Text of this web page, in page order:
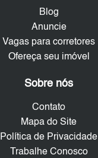
Blog
Anuncie
Vagas para corretores
Ofereça seu imóvel
Sobre nós
Contato
Mapa do Site
Política de Privacidade
Trabalhe Conosco